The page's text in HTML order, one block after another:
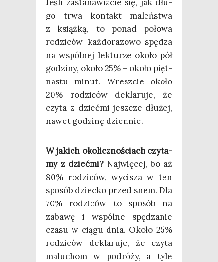
Jeśli zasta­na­wia­cie się, jak dłu­
go trwa kon­takt maleń­stwa
z książ­ką, to ponad poło­wa
rodzi­ców każ­do­ra­zo­wo spę­dza
na wspól­nej lek­tu­rze oko­ło pół
godzi­ny, oko­ło 25% – oko­ło pięt­
na­stu minut. Wresz­cie oko­ło
20% rodzi­ców dekla­ru­je, że
czy­ta z dzieć­mi jesz­cze dłu­żej,
nawet godzi­nę dziennie.
W jakich oko­licz­no­ściach czy­ta­
my z dzieć­mi? Naj­wię­cej, bo aż
80% rodzi­ców, wyci­sza w ten
spo­sób dziec­ko przed snem. Dla
70% rodzi­ców to spo­sób na
zaba­wę i wspól­ne spę­dza­nie
cza­su w cią­gu dnia. Oko­ło 25%
rodzi­ców dekla­ru­je, że czy­ta
malu­chom w podró­ży, a tyle